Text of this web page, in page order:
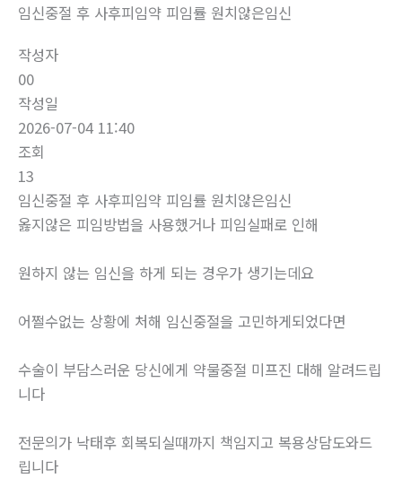
임신중절 후 사후피임약 피임률 원치않은임신
작성자
00
작성일
2026-07-04 11:40
조회
13
임신중절 후 사후피임약 피임률 원치않은임신
옳지않은 피임방법을 사용했거나 피임실패로 인해
원하지 않는 임신을 하게 되는 경우가 생기는데요
어쩔수없는 상황에 처해 임신중절을 고민하게되었다면
수술이 부담스러운 당신에게 약물중절 미프진 대해 알려드립
니다
전문의가 낙태후 회복되실때까지 책임지고 복용상담도와드
립니다